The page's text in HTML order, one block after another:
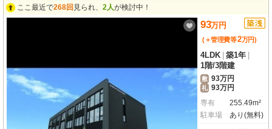
（賃料300万円+24時間安心サポート1,500円+初回保証料150万750円+敷金90
途 🔶毎月のお支払い額は300万2,400円（賃料300万円+24時間安心サポート
1,500円+継続保証料900円） 🔶内覧のご希望・詳細はエイシン不動産までお
ここ最近で268回 見られ、 2人が検討中！
93万円
(＋管理費等2万円)
4LDK 築1年
1階/3階建
敷 93万円
礼 93万円
専有
255.49m²
駐車場
あり(無料)